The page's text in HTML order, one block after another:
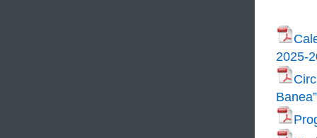
2025-